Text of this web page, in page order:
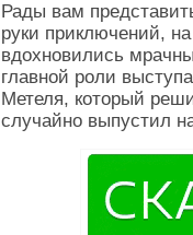
Рады вам
руки приключений,
вдохновились
главной роли
Метеля, который
случайно выпустил